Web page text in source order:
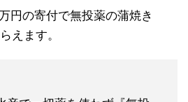
円の寄付で無投薬の蒲焼き
えます。